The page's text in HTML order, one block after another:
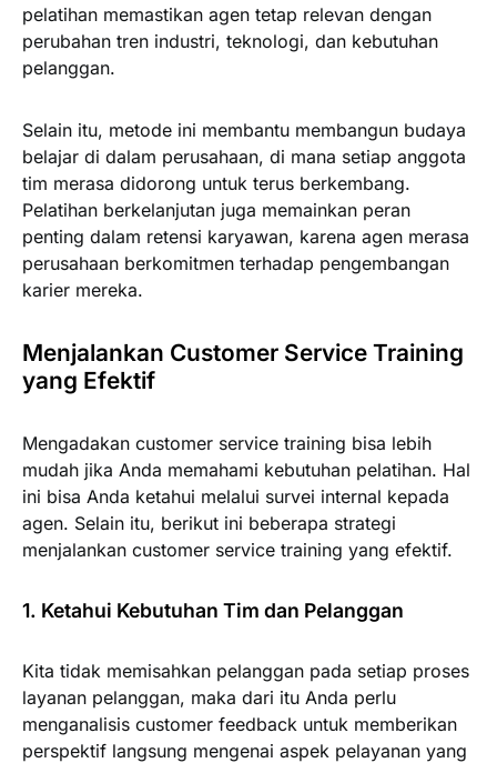
pelatihan memastikan agen tetap relevan dengan
perubahan tren industri, teknologi, dan kebutuhan
pelanggan.
Selain itu, metode ini membantu membangun budaya
belajar di dalam perusahaan, di mana setiap anggota
tim merasa didorong untuk terus berkembang.
Pelatihan berkelanjutan juga memainkan peran
penting dalam retensi karyawan, karena agen merasa
perusahaan berkomitmen terhadap pengembangan
karier mereka.
Menjalankan Customer Service Training
yang Efektif
Mengadakan customer service training bisa lebih
mudah jika Anda memahami kebutuhan pelatihan. Hal
ini bisa Anda ketahui melalui survei internal kepada
agen. Selain itu, berikut ini beberapa strategi
menjalankan customer service training yang efektif.
1. Ketahui Kebutuhan Tim dan Pelanggan
Kita tidak memisahkan pelanggan pada setiap proses
layanan pelanggan, maka dari itu Anda perlu
menganalisis customer feedback untuk memberikan
perspektif langsung mengenai aspek pelayanan yang